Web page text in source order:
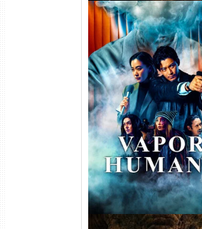
Vapor Humano 1ª
Torrent (2026) WEB-DL
Dual Áudio